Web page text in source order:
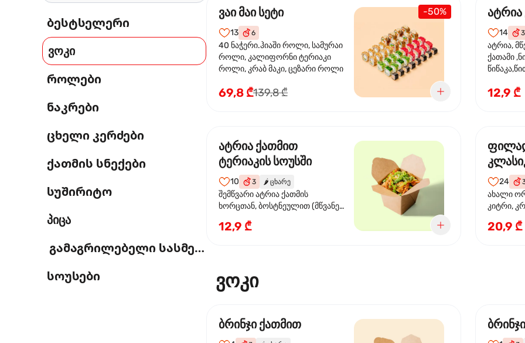
ბესტსელერი
ვოკი
როლები
ნაკრები
ცხელი კერძები
ქათმის სნექები
სუშირიტო
პიცა
გამაგრილებელი სასმელი
სოუსები
-50%
ვაი მაი სეტი
13 6
40 ნაჭერი.ჰიაში როლი, სამურაი
როლი, კალიფორნი ტერიაკი
როლი, კრაბ მაკი, ცეზარი როლი
69,8 ₾139,8 ₾
14 3
ატრია,
ქათამი
სოუსი,
12,9 ₾
ატრია ქათმით
ტერიაკის სოუსში
10 3 🌶️ ცხარე
შემწვარი ატრია ქათმის
ხორცთან, ბოსტნეულით (მწვანე
და ტერიაკის სოუსით
12,9 ₾
24
ახალი
კიტრი,
20,9 ₾
ვოკი
ბრინჯი ქათმით